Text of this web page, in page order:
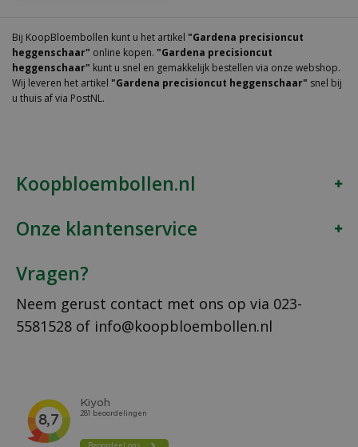
Bij KoopBloembollen kunt u het artikel "Gardena precisioncut
heggenschaar" online kopen. "Gardena precisioncut
heggenschaar" kunt u snel en gemakkelijk bestellen via onze webshop.
Wij leveren het artikel "Gardena precisioncut heggenschaar" snel bij
u thuis af via PostNL.
Koopbloembollen.nl
Onze klantenservice
Vragen?
Neem gerust contact met ons op via 023-
5581528 of info@koopbloembollen.nl